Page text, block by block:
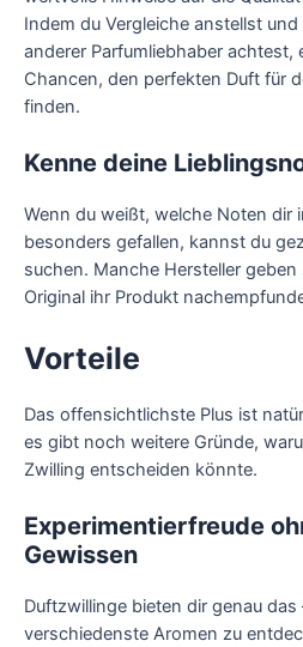
Indem du Vergleiche anstellst
anderer Parfumliebhaber achtest,
Chancen, den perfekten Duft für
finden.
Kenne deine
Wenn du weißt, welche Noten dir
besonders gefallen, kannst du
suchen. Manche Hersteller
Original ihr Produkt
Vorteile
Das offensichtlichste Plus ist
es gibt noch weitere Gründe,
Zwilling entscheiden könnte.
Experimentierfreude
Gewissen
Duftzwillinge bieten dir genau
verschiedenste Aromen zu